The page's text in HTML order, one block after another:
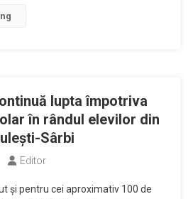
lupta împotriva
în rândul elevilor din
Sârbi
Editor
şi pentru cei aproximativ 100 de